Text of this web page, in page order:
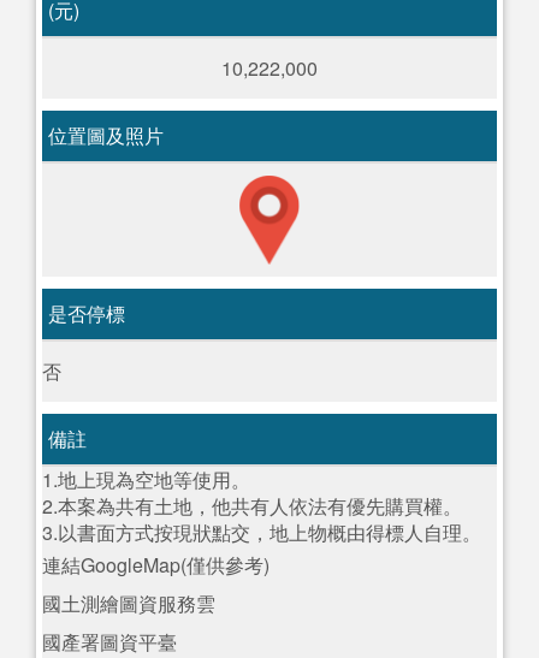
(元)
10,222,000
位置圖及照片
是否停標
否
備註
1.地上現為空地等使用。
2.本案為共有土地，他共有人依法有優先購買權。
3.以書面方式按現狀點交，地上物概由得標人自理。
連結GoogleMap(僅供參考)
國土測繪圖資服務雲
國產署圖資平臺